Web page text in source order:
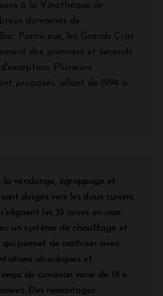
à la Vinothèque de
domaines de
Parmi eux, les Grands Crus
des premiers et seconds
Plusieurs
proposés, allant de 1994 à
la vendange, égrappage et
dirigés vers les deux cuviers
les 33 cuves en inox
un système de chauffage et
permet de maîtriser avec
alcooliques et
de cuvaison varie de 18 à
Des remontages